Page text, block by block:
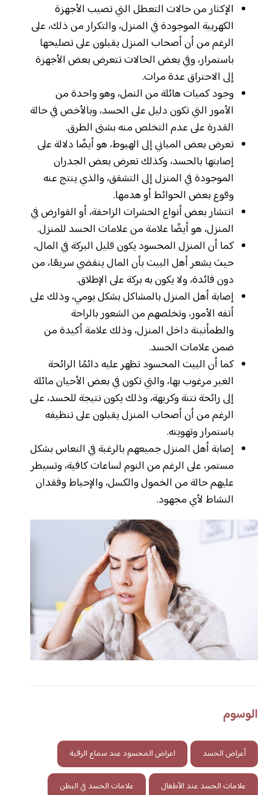
الإكثار من حالات التعطل التي تصيب الأجهزة
الكهربية الموجودة في المنزل، والتكرار من ذلك، على
الرغم من أن أصحاب المنزل يقبلون على تصليحها
باستمرار، وفي بعض الحالات تتعرض بعض الأجهزة
إلى الاحتراق عدة مرات.
وجود كميات هائلة من النمل، وهو واحدة من
الأمور التي تكون دليل على الحسد، وبالأخص في حالة
القدرة على عدم التخلص منه بشتى الطرق.
تعرض بعض المباني إلى الهبوط، هو أيضًا دلالة على
إصابتها بالحسد، وكذلك تعرض بعض الجدران
الموجودة في المنزل إلى التشقق، والذي ينتج عنه
وقوع بعض الحوائط أو هدمها.
انتشار بعض أنواع الحشرات الزاحفة، أو القوارض في
المنزل، هو أيضًا علامة من علامات الحسد للمنزل.
كما أن المنزل المحسود يكون قليل البركة في المال،
حيث يشعر أهل البيت بأن المال ينقضي سريعًا، من
دون فائدة، ولا يكون به بركة على الإطلاق.
إصابة أهل المنزل بالمشاكل بشكل يومي، وذلك على
أتفه الأمور، وتخلصهم من الشعور بالراحة
والطمأنينة داخل المنزل، وذلك علامة أكيدة من
ضمن علامات الحسد.
كما أن البيت المحسود تظهر عليه دائمًا الرائحة
الغير مرغوب بها، والتي تكون في بعض الأحيان مائلة
إلى رائحة نتنة وكريهة، وذلك يكون نتيجة للحسد، على
الرغم من أن أصحاب المنزل يقبلون على تنظيفه
باستمرار وتهويته.
إصابة أهل المنزل جميعهم بالرغبة في النعاس بشكل
مستمر، على الرغم من النوم لساعات كافية، وتسيطر
عليهم حالة من الخمول والكسل، والإحباط وفقدان
النشاط لأي مجهود.
الوسوم
أعراض الحسد اعراض المحسود عند سماع الرقية
علامات الحسد عند الأطفال علامات الحسد في البطن